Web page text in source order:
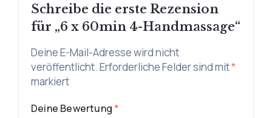
Schreibe die erste Rezension
für „6 x 60min 4-Handmassage“
Deine E-Mail-Adresse wird nicht
veröffentlicht. Erforderliche Felder sind mit*
markiert
Deine Bewertung *